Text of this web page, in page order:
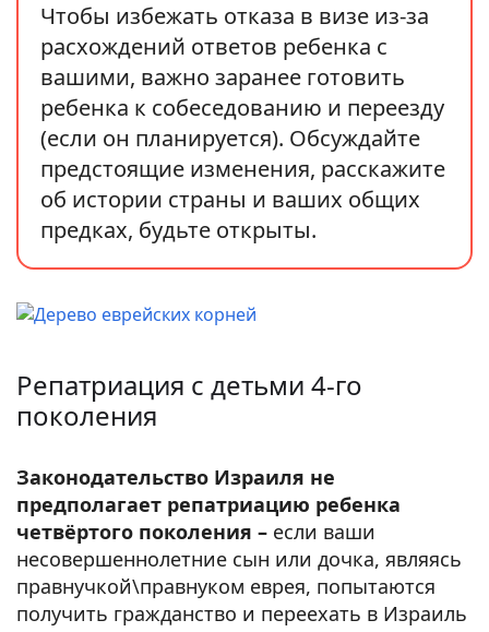
Чтобы избежать отказа в визе из-за
расхождений ответов ребенка с
вашими, важно заранее готовить
ребенка к собеседованию и переезду
(если он планируется). Обсуждайте
предстоящие изменения, расскажите
об истории страны и ваших общих
предках, будьте открыты.
Репатриация с детьми 4-го
поколения
Законодательство Израиля не
предполагает репатриацию ребенка
четвёртого поколения – если ваши
несовершеннолетние сын или дочка, являясь
правнучкой\правнуком еврея, попытаются
получить гражданство и переехать в Израиль